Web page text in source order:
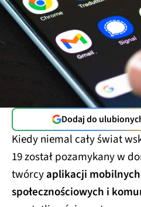
Dodaj do
Kiedy niemal cały świat
19 został pozamykany w
twórcyaplikacji
społecznościowych i